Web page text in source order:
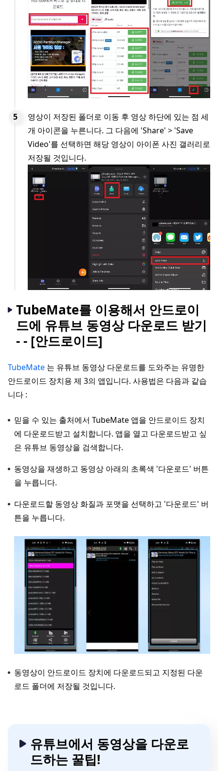
영상이 저장된 폴더로 이동 후 영상 하단에 있는 점 세
개 아이콘을 누른니다. 그 다음에 'Share' > 'Save
Video'를 선택하면 해당 영상이 아이폰 사진 갤러리로
저장될 것입니다.
TubeMate를 이용해서 안드로이
드에 유튜브 동영상 다운로드 받기
- - [안드로이드]
TubeMate 는 유튜브 동영상 다운로드를 도와주는 유명한
안드로이드 장치용 제 3의 앱입니다. 사용법은 다음과 같습
니다 :
믿을 수 있는 출처에서 TubeMate 앱을 안드로이드 장치
에 다운로드받고 설치합니다. 앱을 열고 다운로드받고 싶
은 유튜브 동영상을 검색합니다.
동영상을 재생하고 동영상 아래의 초록색 '다운로드' 버튼
을 누릅니다.
다운로드할 동영상 화질과 포맷을 선택하고 '다운로드' 버
튼을 누릅니다.
동영상이 안드로이드 장치에 다운로드되고 지정된 다운
로드 폴더에 저장될 것입니다.
유튜브에서 동영상을 다운로
드하는 꿀팁!